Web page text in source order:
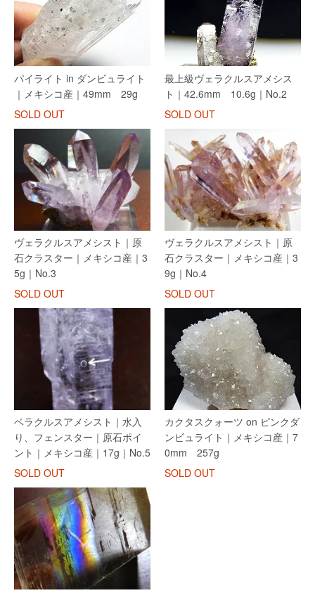
パイライト in ダンビュライト
｜メキシコ産｜49mm 29g
SOLD OUT
最上級ヴェラクルスアメシス
ト｜42.6mm 10.6g｜No.2
SOLD OUT
ヴェラクルスアメシスト｜原
石クラスター｜メキシコ産｜3
5g｜No.3
SOLD OUT
ヴェラクルスアメシスト｜原
石クラスター｜メキシコ産｜3
9g｜No.4
SOLD OUT
ベラクルスアメシスト｜水入
り、フェンスター｜原石ポイ
ント｜メキシコ産｜17g｜No.5
SOLD OUT
カクタスクォーツ on ピンクダ
ンビュライト｜メキシコ産｜7
0mm 257g
SOLD OUT